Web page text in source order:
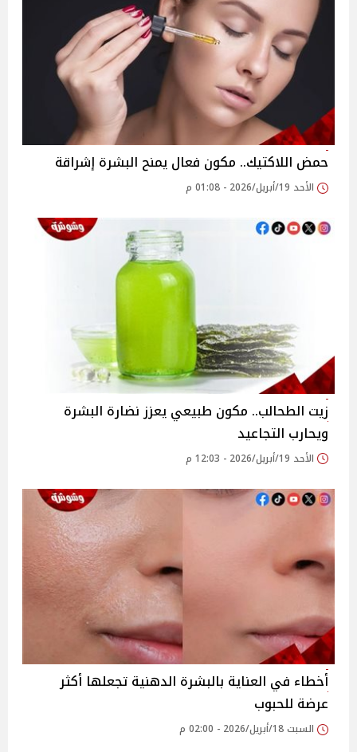
حمض اللاكتيك.. مكون فعال يمنح البشرة إشراقة
الأحد 19/أبريل/2026 - 01:08 م
زيت الطحالب.. مكون طبيعي يعزز نضارة البشرة
ويحارب التجاعيد
الأحد 19/أبريل/2026 - 12:03 م
أخطاء في العناية بالبشرة الدهنية تجعلها أكثر
عرضة للحبوب
السبت 18/أبريل/2026 - 02:00 م